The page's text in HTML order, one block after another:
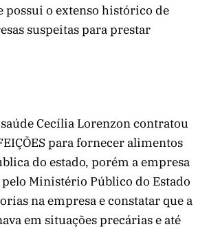
possui o extenso histórico de
suspeitas para prestar
Cecília Lorenzon contratou
para fornecer alimentos
do estado, porém a empresa
Ministério Público do Estado
na empresa e constatar que a
em situações precárias e até